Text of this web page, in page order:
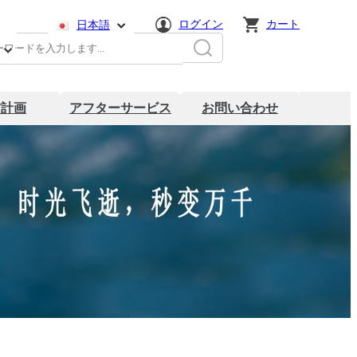
カート
ログイン
日本語
简体中文
English
画 アフターサービス お問い合わせ